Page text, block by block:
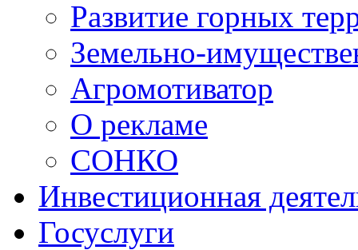
Развитие горных
Земельно-
Агромотиватор
О рекламе
СОНКО
Инвестиционная
Госуслуги